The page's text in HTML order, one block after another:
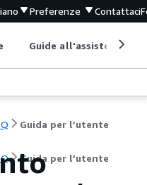
Preferenze Contattaci
Guide all'assistenza
Guida per l’utente
Guida per l’utente